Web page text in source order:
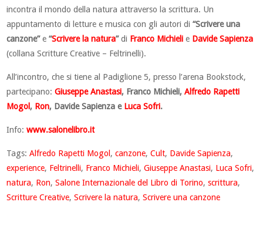
incontra il mondo della natura attraverso la scrittura. Un
appuntamento di letture e musica con gli autori di“Scrivere una
canzone”e“Scrivere la natura”di Franco Michieli e Davide Sapienza
(collana Scritture Creative – Feltrinelli).
All’incontro, che si tiene al Padiglione 5, presso l’arena Bookstock,
partecipano:Giuseppe Anastasi, Franco Michieli,Alfredo Rapetti
Mogol , Ron, Davide Sapienza e Luca Sofri.
Info:www.salonelibro.it
Tags:Alfredo Rapetti Mogol ,canzone,Cult, Davide Sapienza,
experience, Feltrinelli, Franco Michieli,Giuseppe Anastasi, Luca Sofri,
natura, Ron,Salone Internazionale del Libro di Torino,scrittura,
Scritture Creative,Scrivere la natura,Scrivere una canzone